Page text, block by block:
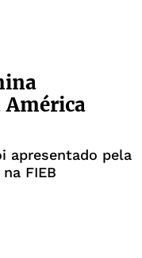
América
apresentado pela
FIEB